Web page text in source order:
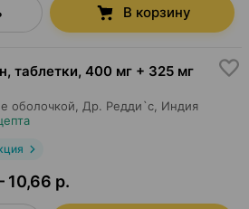
В корзину
таблетки, 400 мг + 325 мг
оболочкой, Др. Редди`с , Индия
р.